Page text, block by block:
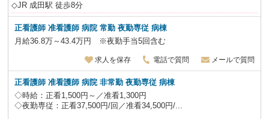
◇JR 成田駅 徒歩8分
正看護師 准看護師 病院 常勤夜勤専従 病棟
月給36.8万～43.4万円 ※夜勤手当5回含む
求人を保存 電話で質問 メールで質問
正看護師 准看護師 病院 非常勤夜勤専従 病棟
◇時給：正看1,500円～／准看1,300円
◇夜勤専従：正看37,500円/回／准看34,500円/...